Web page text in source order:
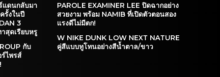
แดนกลับมา
รั้งในปี
3
สุดเรียบหรู
กับ
ไพรส์
PAROLE EXAMINER LEE ปิดฉากอย่าง
สวยงาม พร้อม NAMIB ที่เปิดตัวตอนสอง
แรงดีไม่มีตก!
W NIKE DUNK LOW NEXT NATURE
คู่สีแบบทูโทนอย่างสีน้ำตาล/ขาว